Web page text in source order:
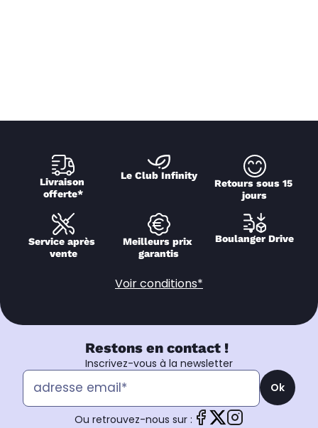
Livraison
offerte*
Le Club Infinity
Retours sous 15
jours
Service après
vente
Meilleurs prix
garantis
Boulanger Drive
Voir conditions*
Restons en contact !
Inscrivez-vous à la newsletter
Ok
Ou retrouvez-nous sur :